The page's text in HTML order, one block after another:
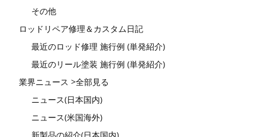
その他
ロッドリペア修理＆カスタム日記
最近のロッド修理 施行例 (単発紹介)
最近のリール塗装 施行例 (単発紹介)
業界ニュース >全部見る
ニュース(日本国内)
ニュース(米国海外)